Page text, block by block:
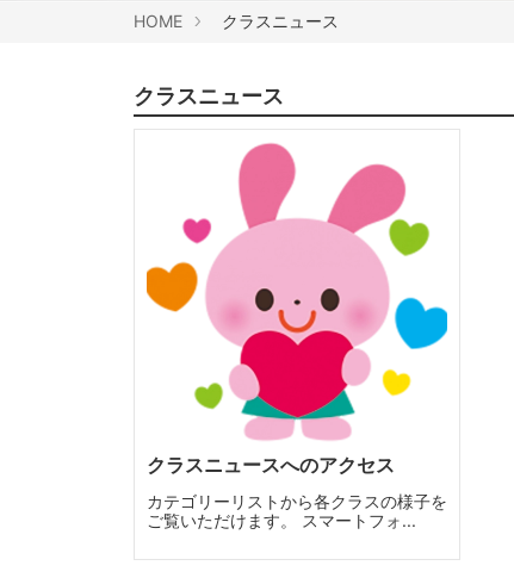
HOME クラスニュース
クラスニュース
クラスニュースへのアクセス
カテゴリーリストから各クラスの様子を
ご覧いただけます。 スマートフォ...